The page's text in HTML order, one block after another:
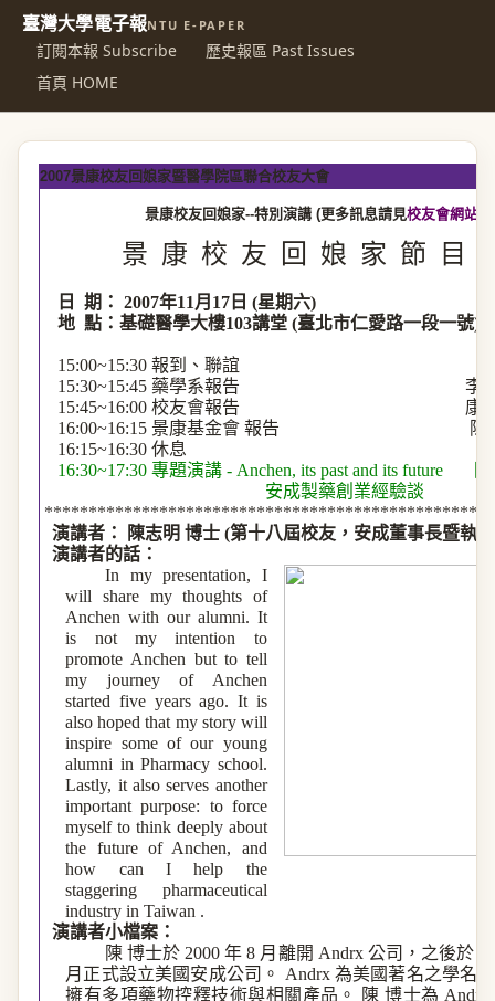
臺灣大學電子報NTU E-PAPER
訂閱本報 Subscribe
歷史報區 Past Issues
首頁 HOME
2007景康校友回娘家暨醫學院區聯合校友大會
景康校友回娘家--特別演講 (更多訊息請見校友會網站
景 康 校 友 回 娘 家 節 目
日 期： 2007年11 月 17 日 (星期六)
地 點：基礎醫學大樓103講堂 (臺北市仁愛路一段一號)
15:00~15:30 報到、聯誼
15:30~15:45 藥學系報告
李
15:45~16:00 校友會報告
康
16:00~16:15 景康基金會 報告
陳
16:15~16:30 休息
16:30~17:30 專題演講 - Anchen, its past and its future
安成製藥創業經驗談
演講者：
陳志明 博士 (第十八屆校友，安成董事長暨執
演講者的話：
In my presentation, I
will share my thoughts of
Anchen with our alumni. It
is not my intention to
promote Anchen but to tell
my journey of Anchen
started five years ago. It is
also hoped that my story will
inspire some of our young
alumni in Pharmacy school.
Lastly, it also serves another
important purpose: to force
myself to think deeply about
the future of Anchen, and
how can I help the
staggering pharmaceutical
industry inTaiwan .
演講者小檔案：
陳 博士於 2000年 8 月離開 Andrx 公司，之後於
月正式設立美國安成公司。
Andrx 為美國著名之學名
擁有多項藥物控釋技術與相關產品。
陳 博士為 Andrx